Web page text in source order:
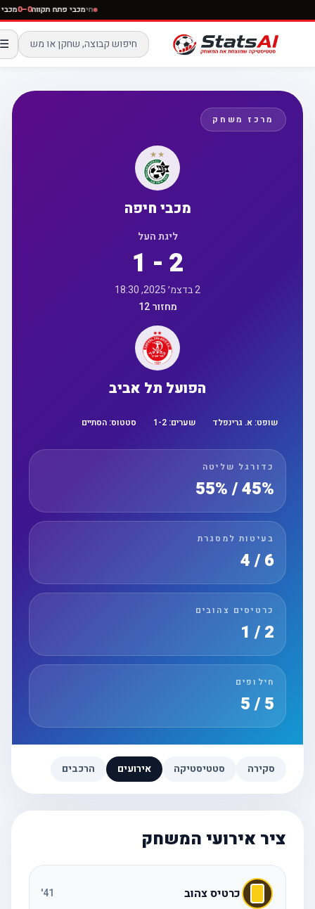
חימכבי פתח תקווה0–0
☰
מרכז משחק
מכבי חיפה
ליגת העל
1 - 2
מחזור 12
הפועל תל אביב
שופט:א. גרינפלד שערים: 1 -2 סטטוס:הסתיים
כדורגל שליטה
45% / 55%
בעיטות למסגרת
6 / 4
כרטיסים צהובים
חילופים
סקירה סטטיסטיקה אירועים הרכבים
ציר אירועי המשחק
כרטיס צהוב 41
'